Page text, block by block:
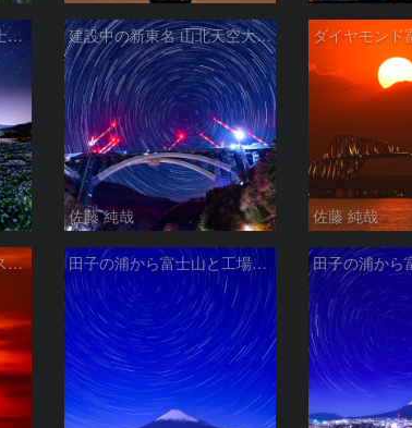
ネモフィラと天の川・富士山 河口湖 大石公園で 建設中の新東名 山北天空大橋と北天の日周運動
佐藤 純哉 佐藤 純哉
ダイヤモンド富士と東京スカイツリー 千葉県市川市 田子の浦から富士山と工場夜景と北天の日周運動 静岡県富士市